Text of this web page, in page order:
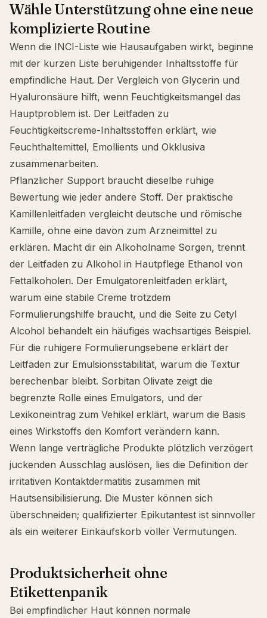
Wähle Unterstützung ohne eine neue
komplizierte Routine
Wenn die INCI-Liste wie Hausaufgaben wirkt, beginne
mit der kurzen Liste beruhigender Inhaltsstoffe für
empfindliche Haut. Der Vergleich von Glycerin und
Hyaluronsäure hilft, wenn Feuchtigkeitsmangel das
Hauptproblem ist. Der Leitfaden zu
Feuchtigkeitscreme-Inhaltsstoffen erklärt, wie
Feuchthaltemittel, Emollients und Okklusiva
zusammenarbeiten.
Pflanzlicher Support braucht dieselbe ruhige
Bewertung wie jeder andere Stoff. Der praktische
Kamillenleitfaden vergleicht deutsche und römische
Kamille, ohne eine davon zum Arzneimittel zu
erklären. Macht dir ein Alkoholname Sorgen, trennt
der Leitfaden zu Alkohol in Hautpflege Ethanol von
Fettalkoholen. Der Emulgatorenleitfaden erklärt,
warum eine stabile Creme trotzdem
Formulierungshilfe braucht, und die Seite zu Cetyl
Alcohol behandelt ein häufiges wachsartiges Beispiel.
Für die ruhigere Formulierungsebene erklärt der
Leitfaden zur Emulsionsstabilität, warum die Textur
berechenbar bleibt. Sorbitan Olivate zeigt die
begrenzte Rolle eines Emulgators, und der
Lexikoneintrag zum Vehikel erklärt, warum die Basis
eines Wirkstoffs den Komfort verändern kann.
Wenn lange verträgliche Produkte plötzlich verzögert
juckenden Ausschlag auslösen, lies die Definition der
irritativen Kontaktdermatitis zusammen mit
Hautsensibilisierung. Die Muster können sich
überschneiden; qualifizierter Epikutantest ist sinnvoller
als ein weiterer Einkaufskorb voller Vermutungen.
Produktsicherheit ohne
Etikettenpanik
Bei empfindlicher Haut können normale